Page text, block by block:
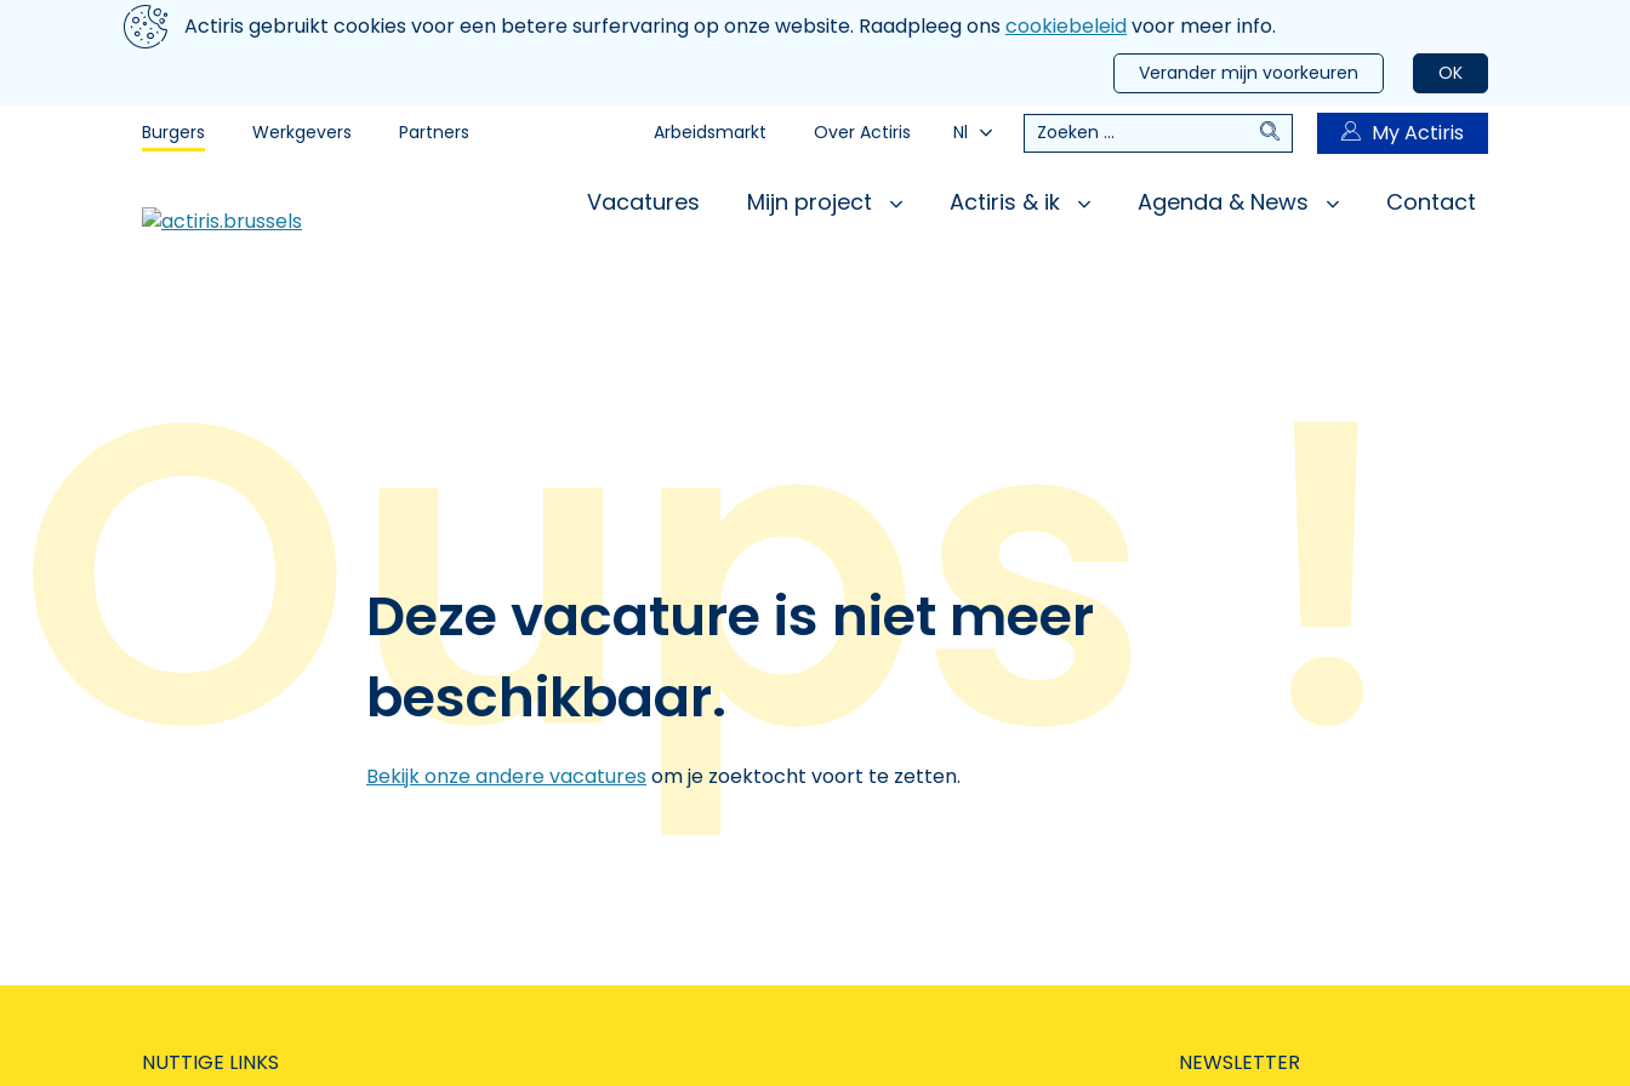
Aller au contenu principal
We gebruiken cookiesActiris gebruikt cookies voor een betere surfervaring op onze website. Raadpleeg onscookiebeleidvoor meer info.
OK
Verander mijn voorkeuren
Burgers Werkgevers Partners Arbeidsmarkt Over Actiris Nl Zoeken Zoeken My Actiris
Vacatures Mijn project Actiris & ik Agenda & News Contact
Deze vacature is niet meer
beschikbaar.
Bekijk onze andere vacaturesom je zoektocht voort te zetten.
NUTTIGE LINKS NEWSLETTER